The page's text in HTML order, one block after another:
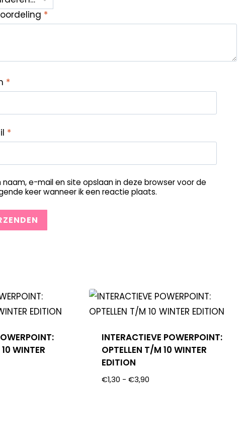
*
*
*
naam, e-mail en site opslaan in deze browser voor de
keer wanneer ik een reactie plaats.
WINTER
INTERACTIEVE POWERPOINT:
OPTELLEN T/M 10 WINTER
EDITION
€1,30 - €3,90